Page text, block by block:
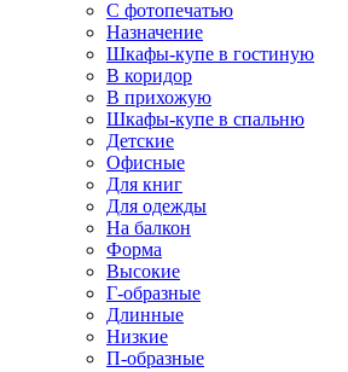
С фотопечатью
Назначение
Шкафы-купе в гостиную
В коридор
В прихожую
Шкафы-купе в спальню
Детские
Офисные
Для книг
Для одежды
На балкон
Форма
Высокие
Г-образные
Длинные
Низкие
П-образные